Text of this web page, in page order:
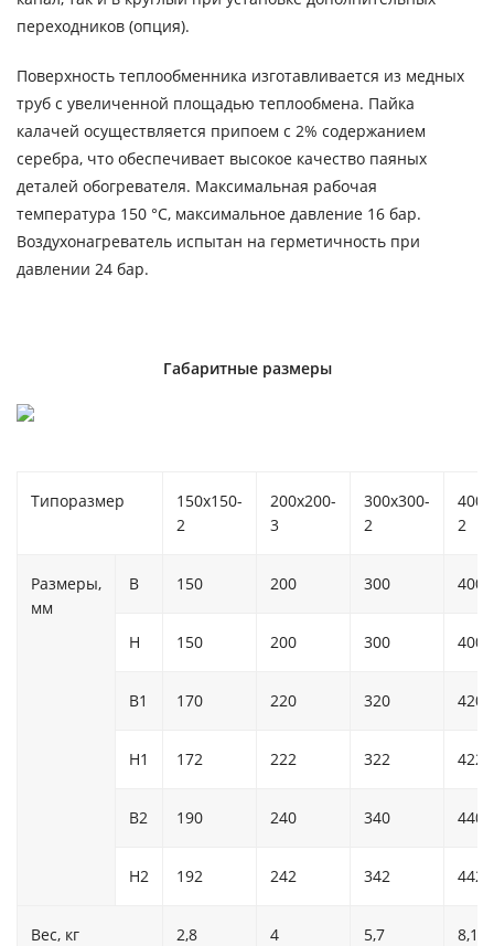
переходников (опция).
Поверхность теплообменника изготавливается из медных
труб с увеличенной площадью теплообмена. Пайка
калачей осуществляется припоем с 2% содержанием
серебра, что обеспечивает высокое качество паяных
деталей обогревателя. Максимальная рабочая
температура 150 °C, максимальное давление 16 бар.
Воздухонагреватель испытан на герметичность при
давлении 24 бар.
Габаритные размеры
Типоразмер
150х150-
2
200х200-
3
300х300-
2
2
Размеры,
мм
B 150 200 300 400
H 150 200 300 400
B1 170 220 320 420
H1 172 222 322 422
B2 190 240 340 440
H2 192 242 342 442
Вес, кг 2,8 4 5,7 8,1